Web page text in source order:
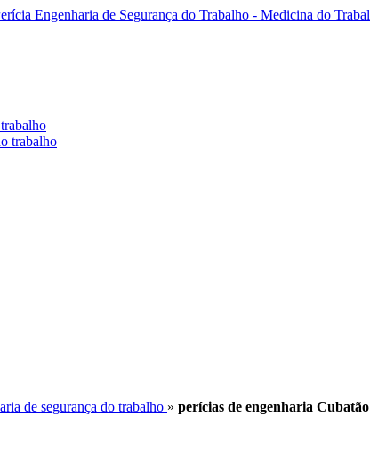
trabalho
de segurança do trabalho » perícias de engenharia Cubatão